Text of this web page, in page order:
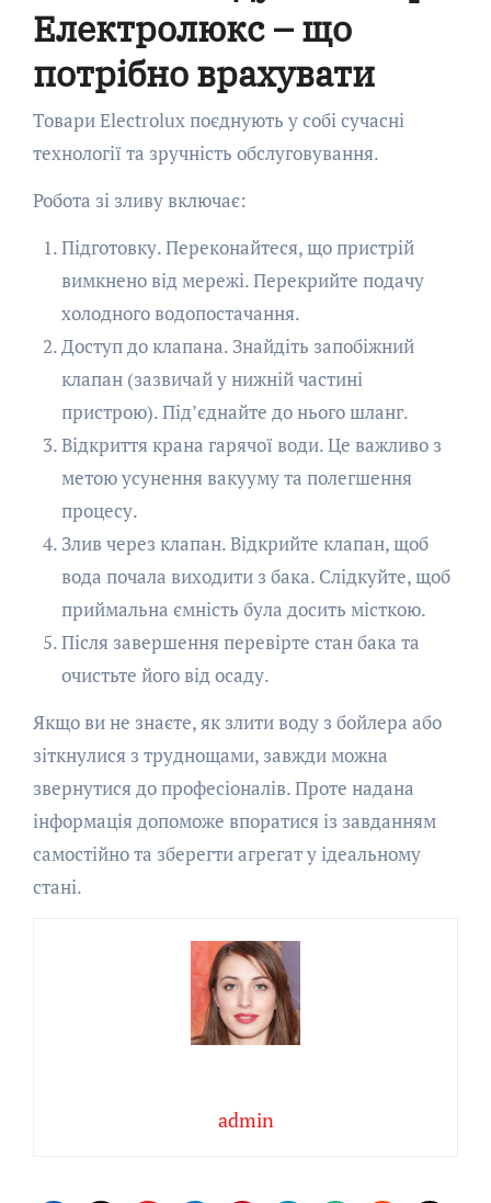
Електролюкс – що
потрібно врахувати
Товари Electrolux поєднують у собі сучасні
технології та зручність обслуговування.
Робота зі зливу включає:
Підготовку. Переконайтеся, що пристрій
вимкнено від мережі. Перекрийте подачу
холодного водопостачання.
Доступ до клапана. Знайдіть запобіжний
клапан (зазвичай у нижній частині
пристрою). Під’єднайте до нього шланг.
Відкриття крана гарячої води. Це важливо з
метою усунення вакууму та полегшення
процесу.
Злив через клапан. Відкрийте клапан, щоб
вода почала виходити з бака. Слідкуйте, щоб
приймальна ємність була досить місткою.
Після завершення перевірте стан бака та
очистьте його від осаду.
Якщо ви не знаєте, як злити воду з бойлера або
зіткнулися з труднощами, завжди можна
звернутися до професіоналів. Проте надана
інформація допоможе впоратися із завданням
самостійно та зберегти агрегат у ідеальному
стані.
admin